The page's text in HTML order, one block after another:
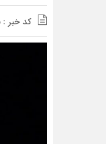
کد خبر : 2125